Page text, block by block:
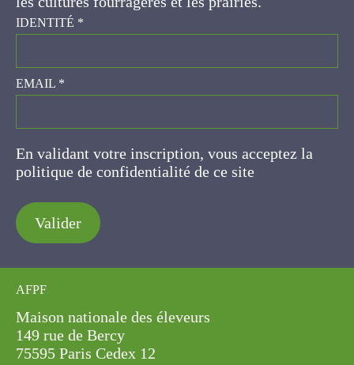
IDENTITÉ*
EMAIL*
En validant votre inscription, vous acceptez la
politique de confidentialité de ce site
Valider
AFPF
Maison nationale des éleveurs
149 rue de Bercy
75595 Paris Cedex 12